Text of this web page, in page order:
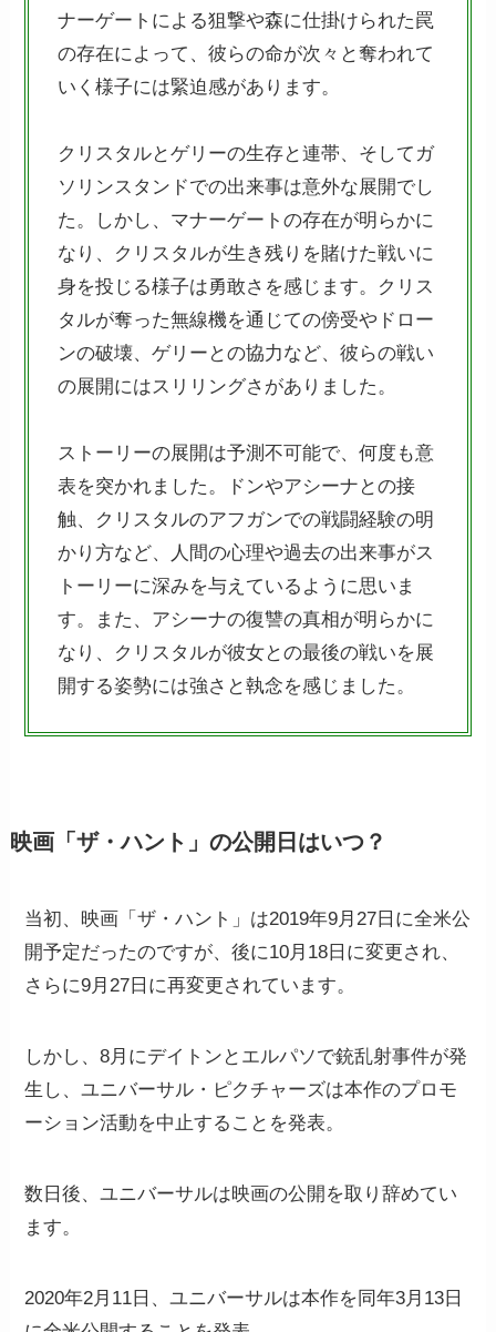
ナーゲートによる狙撃や森に仕掛けられた罠
の存在によって、彼らの命が次々と奪われて
いく様子には緊迫感があります。
クリスタルとゲリーの生存と連帯、そしてガ
ソリンスタンドでの出来事は意外な展開でし
た。しかし、マナーゲートの存在が明らかに
なり、クリスタルが生き残りを賭けた戦いに
身を投じる様子は勇敢さを感じます。クリス
タルが奪った無線機を通じての傍受やドロー
ンの破壊、ゲリーとの協力など、彼らの戦い
の展開にはスリリングさがありました。
ストーリーの展開は予測不可能で、何度も意
表を突かれました。ドンやアシーナとの接
触、クリスタルのアフガンでの戦闘経験の明
かり方など、人間の心理や過去の出来事がス
トーリーに深みを与えているように思いま
す。また、アシーナの復讐の真相が明らかに
なり、クリスタルが彼女との最後の戦いを展
開する姿勢には強さと執念を感じました。
映画「ザ・ハント」の公開日はいつ？
当初、映画「ザ・ハント」は2019年9月27日に全米公
開予定だったのですが、後に10月18日に変更され、
さらに9月27日に再変更されています。
しかし、8月にデイトンとエルパソで銃乱射事件が発
生し、ユニバーサル・ピクチャーズは本作のプロモ
ーション活動を中止することを発表。
数日後、ユニバーサルは映画の公開を取り辞めてい
ます。
2020年2月11日、ユニバーサルは本作を同年3月13日